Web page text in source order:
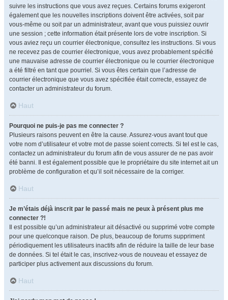
suivre les instructions que vous avez reçues. Certains forums exigeront
également que les nouvelles inscriptions doivent être activées, soit par
vous-même ou soit par un administrateur, avant que vous puissiez ouvrir
une session ; cette information était présente lors de votre inscription. Si
vous aviez reçu un courrier électronique, consultez les instructions. Si vous
ne recevez pas de courrier électronique, vous avez probablement spécifié
une mauvaise adresse de courrier électronique ou le courrier électronique
a été filtré en tant que pourriel. Si vous êtes certain que l’adresse de
courrier électronique que vous avez spécifiée était correcte, essayez de
contacter un administrateur du forum.
Haut
Pourquoi ne puis-je pas me connecter ?
Plusieurs raisons peuvent en être la cause. Assurez-vous avant tout que
votre nom d’utilisateur et votre mot de passe soient corrects. Si tel est le cas,
contactez un administrateur du forum afin de vous assurer de ne pas avoir
été banni. Il est également possible que le propriétaire du site internet ait un
problème de configuration et qu’il soit nécessaire de la corriger.
Haut
Je m’étais déjà inscrit par le passé mais ne peux à présent plus me
connecter ?!
Il est possible qu’un administrateur ait désactivé ou supprimé votre compte
pour une quelconque raison. De plus, beaucoup de forums suppriment
périodiquement les utilisateurs inactifs afin de réduire la taille de leur base
de données. Si tel était le cas, inscrivez-vous de nouveau et essayez de
participer plus activement aux discussions du forum.
Haut